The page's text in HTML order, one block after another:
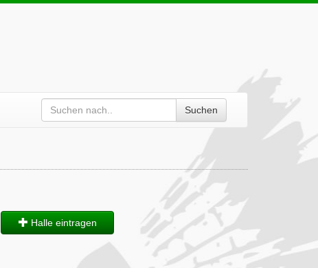
Suchen
Halle eintragen